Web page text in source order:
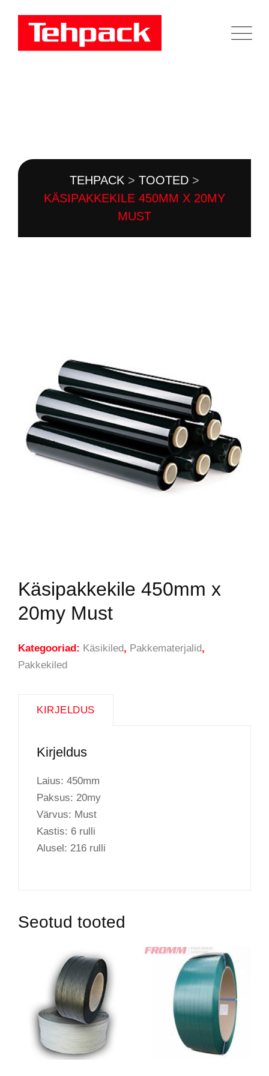
TEHPACK > TOOTED >
KÄSIPAKKEKILE 450MM X 20MY
MUST
Käsipakkekile 450mm x
20my Must
Kategooriad: Käsikiled, Pakkematerjalid,
Pakkekiled
KIRJELDUS
Kirjeldus
Laius: 450mm
Paksus: 20my
Värvus: Must
Kastis: 6 rulli
Alusel: 216 rulli
Seotud tooted